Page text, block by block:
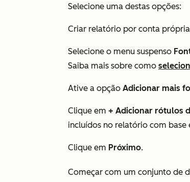
Selecione uma destas opções:
Criar relatório por conta
Selecione o menu suspenso
Saiba mais sobre como
Ative a opção Adicionar mais
Clique em + Adicionar rótulos
incluídos no relatório com base
Clique em Próximo.
Começar com um conjunto de